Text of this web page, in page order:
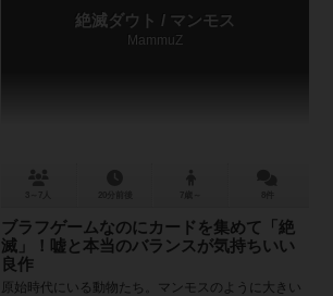
絶滅ダウト / マンモス
MammuZ
ブラフゲームなのにカードを集めて「絶
滅」！嘘と本当のバランスが気持ちいい
良作
原始時代にいる動物たち。マンモスのように大きい